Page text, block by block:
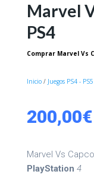
Marvel
PS4
Comprar Marvel Vs
Inicio/ Juegos PS4 - PS5
200,00€
Marvel Vs
PlayStation 4